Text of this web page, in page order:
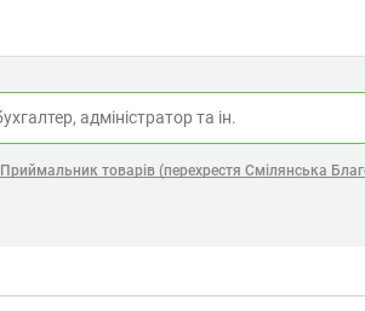
Приймальник товарів (перехрестя Смілянська